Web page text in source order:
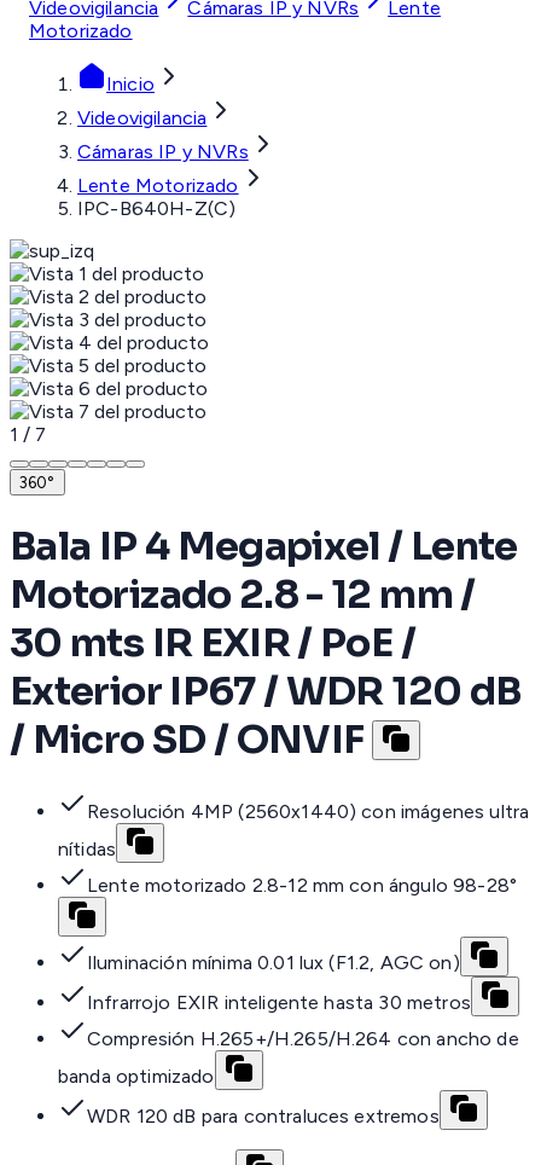
Videovigilancia Cámaras IP y NVRs
Lente
Motorizado
Inicio
Videovigilancia
Cámaras IP y NVRs
Lente Motorizado
IPC-B640H-Z(C)
1 / 7
360°
Bala IP 4 Megapixel / Lente
Motorizado 2.8 - 12 mm /
30 mts IR EXIR / PoE /
Exterior IP67 / WDR 120 dB
/ Micro SD / ONVIF
Resolución 4MP (2560x1440) con imágenes ultra
nítidas
Lente motorizado 2.8-12 mm con ángulo 98-28°
Iluminación mínima 0.01 lux (F1.2, AGC on)
Infrarrojo EXIR inteligente hasta 30 metros
Compresión H.265+/H.265/H.264 con ancho de
banda optimizado
WDR 120 dB para contraluces extremos